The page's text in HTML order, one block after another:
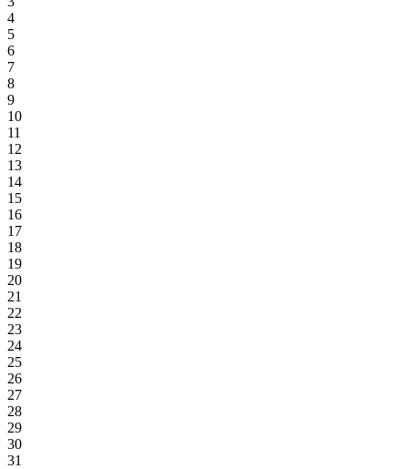
4
5
6
7
8
9
10
11
12
13
14
15
16
17
18
19
20
21
22
23
24
25
26
27
28
29
30
31